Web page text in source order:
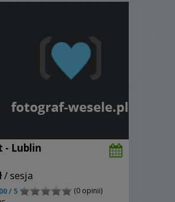
- Lublin
/ sesja
/ 5
(0 opinii)